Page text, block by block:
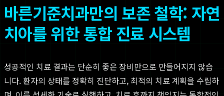
바른기준치과만의 보존 철학: 자연
치아를 위한 통합 진료 시스템
성공적인 치료 결과는 단순히 좋은 장비만으로 만들어지지 않습
니다. 환자의 상태를 정확히 진단하고, 최적의 치료 계획을 수립하